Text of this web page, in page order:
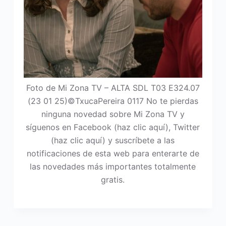
Foto de Mi Zona TV – ALTA SDL T03 E324.07
(23 01 25)©TxucaPereira 0117 No te pierdas
ninguna novedad sobre Mi Zona TV y
síguenos en Facebook (haz clic aquí), Twitter
(haz clic aquí) y suscríbete a las
notificaciones de esta web para enterarte de
las novedades más importantes totalmente
gratis.